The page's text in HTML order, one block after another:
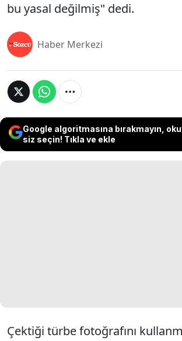
bu yasal değilmiş" dedi.
Haber Merkezi
Google algoritmasına bırakmayın,
siz seçin! Tıkla ve ekle
Çektiği türbe fotoğrafını